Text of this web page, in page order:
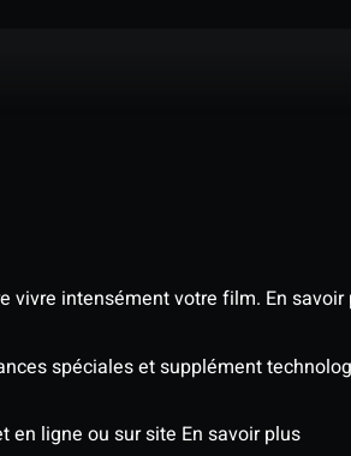
vivre intensément votre film. En savoir
spéciales et supplément
en ligne ou sur site En savoir plus